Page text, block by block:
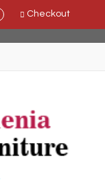
Checkout